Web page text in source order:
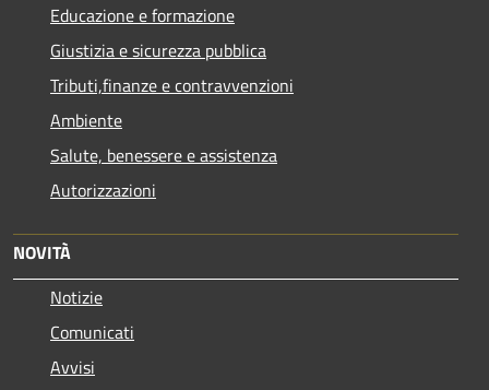
Educazione e formazione
Giustizia e sicurezza pubblica
Tributi,finanze e contravvenzioni
Ambiente
Salute, benessere e assistenza
Autorizzazioni
NOVITÀ
Notizie
Comunicati
Avvisi